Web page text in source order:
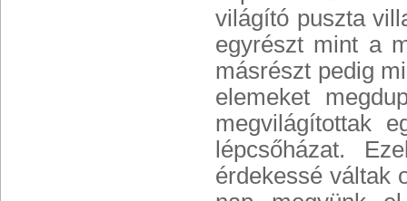
világító puszta
egyrészt mint a
másrészt pedig
elemeket
megvilágítottak
lépcsőházat.
érdekessé váltak